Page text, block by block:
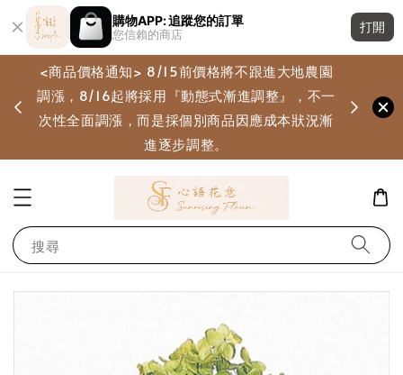
購物APP: 追蹤您的訂單
您信賴的商店
打開
<商品價格通知> 8/15前價格將不跟進大地農園
調漲，8/16起將採用『動態式漸進調整』，不一
次性全面調漲，而是採個別商品因應成本狀況漸
進逐步調整。
搜尋